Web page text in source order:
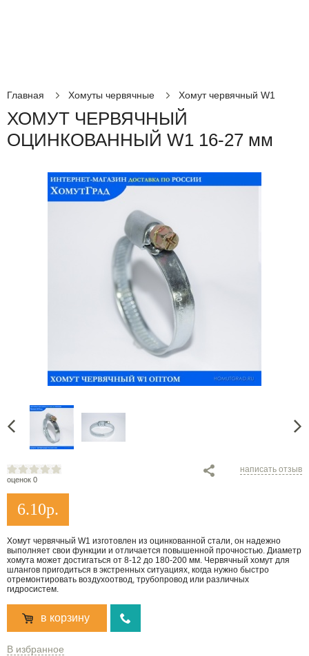
Главная Хомуты червячные Хомут червячный W1
ХОМУТ ЧЕРВЯЧНЫЙ
ОЦИНКОВАННЫЙ W1 16-27 мм
оценок 0
написать отзыв
6.10р.
Хомут червячный W1 изготовлен из оцинкованной стали, он надежно
выполняет свои функции и отличается повышенной прочностью. Диаметр
хомута может достигаться от 8-12 до 180-200 мм. Червячный хомут для
шлангов пригодиться в экстренных ситуациях, когда нужно быстро
отремонтировать воздухоотвод, трубопровод или различных
гидросистем.
в корзину
В избранное